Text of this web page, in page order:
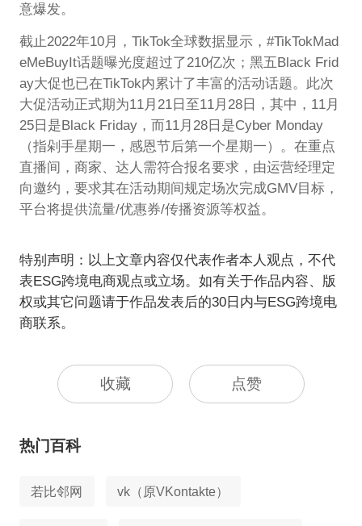
意爆发。
截止2022年10月，TikTok全球数据显示，#TikTokMad
eMeBuyIt话题曝光度超过了210亿次；黑五Black Frid
ay大促也已在TikTok内累计了丰富的活动话题。此次
大促活动正式期为11月21日至11月28日，其中，11月
25日是Black Friday，而11月28日是Cyber Monday
（指剁手星期一，感恩节后第一个星期一）。在重点
直播间，商家、达人需符合报名要求，由运营经理定
向邀约，要求其在活动期间规定场次完成GMV目标，
平台将提供流量/优惠券/传播资源等权益。
特别声明：以上文章内容仅代表作者本人观点，不代
表ESG跨境电商观点或立场。如有关于作品内容、版
权或其它问题请于作品发表后的30日内与ESG跨境电
商联系。
收藏 点赞
热门百科
若比邻网 vk（原VKontakte）